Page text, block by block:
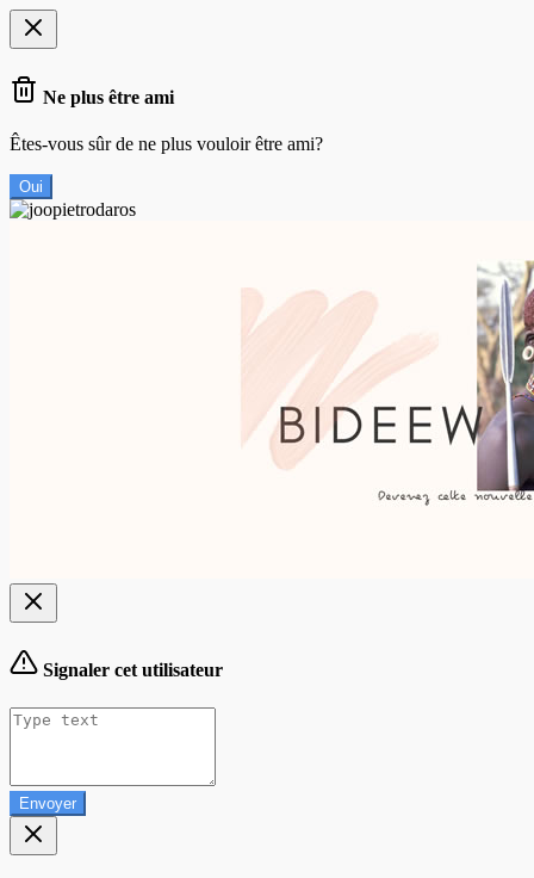
Ne plus être ami
Êtes-vous sûr de ne plus vouloir être ami?
Oui
Signaler cet utilisateur
Envoyer